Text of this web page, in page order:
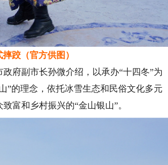
跤（官方供图）
府副市长孙微介绍，以承办“十四冬”为
”的理念，依托冰雪生态和民俗文化多元
富和乡村振兴的“金山银山”。